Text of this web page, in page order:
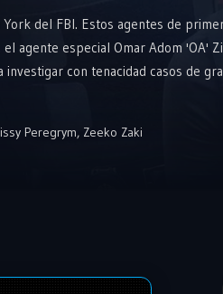
del FBI. Estos agentes de
agente especial Omar Adom 'OA'
con tenacidad casos de
Peregrym, Zeeko Zaki